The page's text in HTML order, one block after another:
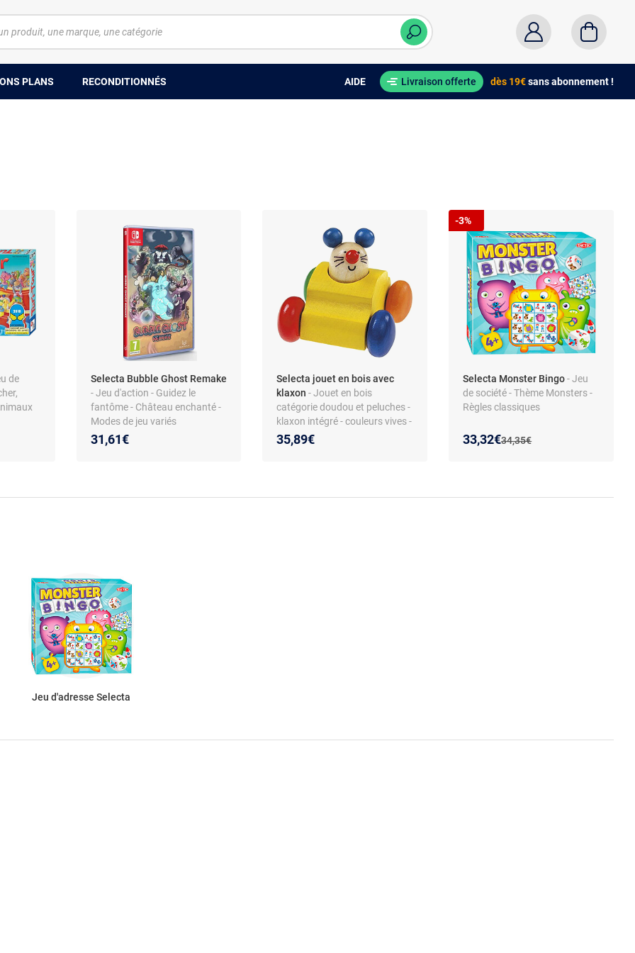
PLANS RECONDITIONNÉS AIDE Livraison offerte dès 19€sans abonnement !
de
Selecta Bubble Ghost Remake
- Jeu d'action - Guidez le
fantôme - Château enchanté -
Modes de jeu variés
31,61€
Selecta jouet en bois avec
klaxon - Jouet en bois
catégorie doudou et peluches -
klaxon intégré - couleurs vives -
non lumineux - sans musique -
dès 3 ans
35,89€
Selecta Monster Bingo- Jeu
de société - Thème Monsters -
Règles classiques
Ancien prix :
34,35€
Nouveau prix :
33,32€
Réduction de :
-3%
Jeu d'adresse Selecta